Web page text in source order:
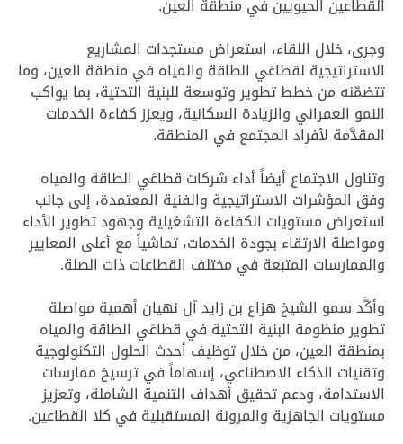
القطاعين الحيويين في منطقة العين.
وجرى، خلال اللقاء، استعراض مستجدات المشاريع
الاستراتيجية لقطاعَي الطاقة والمياه في منطقة العين، وما
تتضمّنه من خطط تطوير وتوسعة للبنية التحتية، بما يواكب
النمو العمراني والزيادة السكانية، ويعزز كفاءة الخدمات
المقدَّمة لأفراد المجتمع في المنطقة.
وتناول الاجتماع أيضاً أداء شركات قطاعَي الطاقة والمياه
وفق المؤشرات الاستراتيجية والفنية المعتمدة، إلى جانب
استعراض مستويات الكفاءة التشغيلية وجهود تطوير الأداء
ومواصلة الارتقاء بجودة الخدمات، تماشياً مع أعلى المعايير
والممارسات المتبعة في مختلف القطاعات ذات الصلة.
وأكَّد سمو الشيخ هزاع بن زايد آل نهيان أهمية مواصلة
تطوير منظومة البنية التحتية في قطاعَي الطاقة والمياه
بمنطقة العين، من خلال توظيف أحدث الحلول التكنولوجية
وتقنيات الذكاء الاصطناعي، إسهاماً في ترسيخ ممارسات
الاستدامة، ودعم تحقيق أهداف التنمية الشاملة، وتعزيز
مستويات الجاهزية والمرونة المستقبلية في كلا القطاعين.